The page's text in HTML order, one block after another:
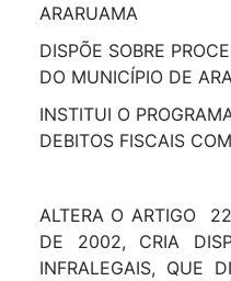
ARARUAMA
DISPÕE SOBRE
DO MUNICÍPIO DE
INSTITUI O
DEBITOS FISCAIS
ALTERA O ARTIGO
DE 2002, CRIA
INFRALEGAIS, QUE